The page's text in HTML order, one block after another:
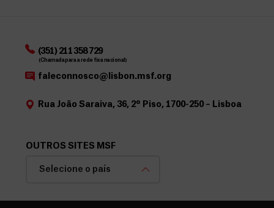
(351) 211 358 729
(Chamada para a rede fixa nacional)
faleconnosco@lisbon.msf.org
Rua João Saraiva, 36, 2º Piso, 1700-250 – Lisboa
OUTROS SITES MSF
Selecione o país